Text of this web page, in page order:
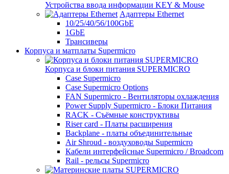
Устройства ввода информации KEY & Mouse
Адаптеры Ethernet
10/25/40/56/100GbE
1GbE
Трансиверы
Корпуса и матплаты Supermicro
Корпуса и блоки питания SUPERMICRO
Case Supermicro
Case Supermicro Options
FAN Supermicro - Вентиляторы охлаждения
Power Supply Supermicro - Блоки Питания
RACK - Съёмные конструктивы
Riser card - Платы расширения
Backplane - платы объединительные
Air Shroud - воздуховоды Supermicro
Кабели интерфейсные Supermicro / Broadcom
Rail - рельсы Supermicro